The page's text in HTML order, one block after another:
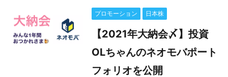
プロモーション 日本株
【2021年大納会〆】投資
OLちゃんのネオモバポート
フォリオを公開